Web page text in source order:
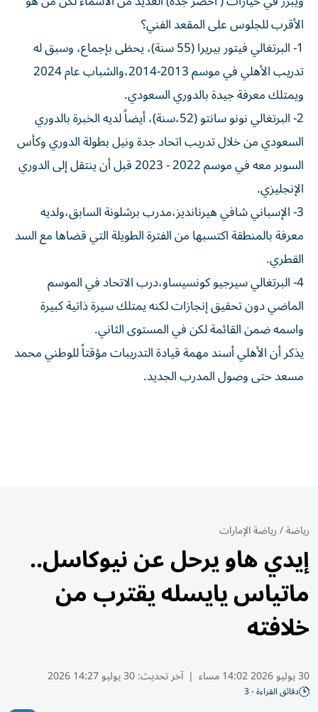
الأقرب للجلوس على المقعد الفني؟
1- البرتغالي فيتور بيريرا (55 سنة)، يحظى بإجماع، وسبق له
تدريب الأهلي في موسم 2013-2014،والشباب عام 2024
ويمتلك معرفة جيدة بالدوري السعودي.
2- البرتغالي نونو سانتو (52،سنة)، أيضاً لديه الخبرة بالدوري
السعودي من خلال تدريب اتحاد جدة ونيل بطولة الدوري وكأس
السوبر معه في موسم 2022 - 2023 قبل أن ينتقل إلى الدوري
الإنجليزي.
3- الإسباني شافي هيرنانديز،مدرب برشلونة السابق،ولديه
معرفة بالمنطقة اكتسبها من الفترة الطويلة التي قضاها مع السد
القطري.
4- البرتغالي سيرجيو كونسيساو،درب الاتحاد في الموسم
الماضي دون تحقيق إنجازات لكنه يمتلك سيرة ذاتية كبيرة
واسمه ضمن القائمة لكن في المستوى الثاني.
يذكر أن الأهلي أسند مهمة قيادة التدريبات مؤقتاً للوطني محمد
مسعد حتى وصول المدرب الجديد.
رياضة/رياضة الإمارات
إيدي هاو يرحل عن نيوكاسل..
ماتياس يايسله يقترب من
خلافته
30 يوليو 2026 14:02 مساء | آخر تحديث:30 يوليو 14:27 2026
دقائق القراءة - 3